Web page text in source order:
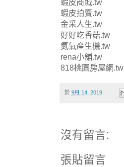
蝦皮商城.tw
蝦皮拍賣.tw
金采人生.tw
好好吃香菇.tw
氮氣產生機.tw
rena小舖.tw
818桃園房屋網.tw
於 9月 14, 2019
沒有留言:
張貼留言